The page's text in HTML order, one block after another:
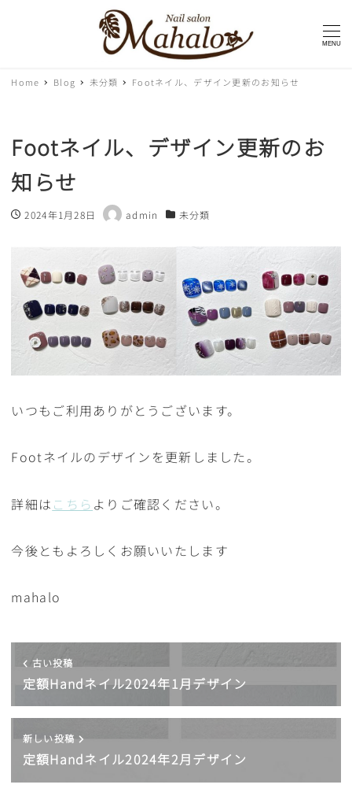
MENU
Home Blog 未分類 Footネイル、デザイン更新のお知らせ
Footネイル、デザイン更新のお
知らせ
投稿日
2024年1月28日
著
admin
カテゴリー
未分類
いつもご利用ありがとうございます。
Footネイルのデザインを更新しました。
詳細は こちら よりご確認ください。
今後ともよろしくお願いいたします
mahalo
古い投稿
定額Handネイル2024年1月デザイン
新しい投稿
定額Handネイル2024年2月デザイン